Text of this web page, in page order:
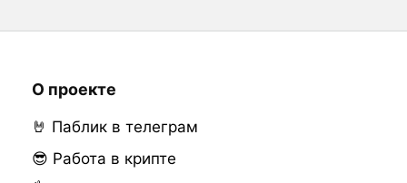
О проекте
🤘 Паблик в телеграм
😎 Работа в крипте